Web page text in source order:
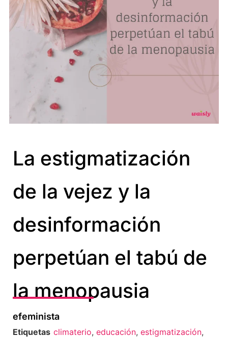
La estigmatización
de la vejez y la
desinformación
perpetúan el tabú de
la menopausia
efeminista
Etiquetas climaterio, educación, estigmatización,